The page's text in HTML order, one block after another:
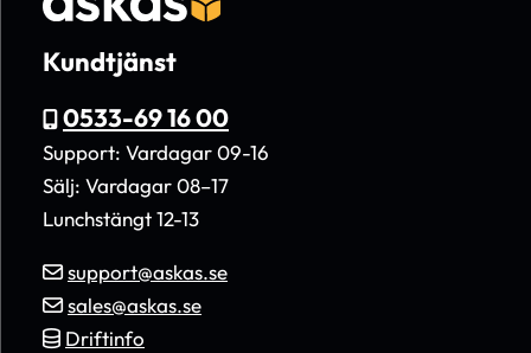
Kundtjänst
0533-69 16 00
Support: Vardagar 09-16
Sälj: Vardagar 08–17
Lunchstängt 12-13
support@askas.se
sales@askas.se
Driftinfo